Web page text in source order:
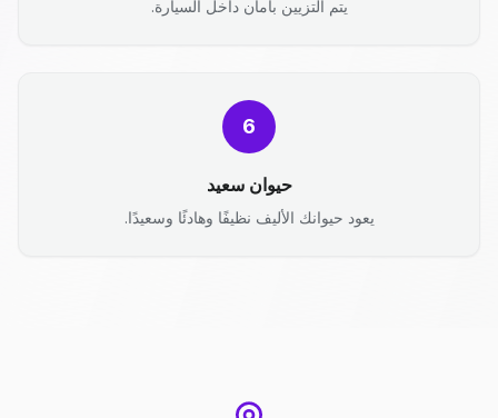
يتم التزيين بأمان داخل السيارة.
6
حيوان سعيد
يعود حيوانك الأليف نظيفًا وهادئًا وسعيدًا.